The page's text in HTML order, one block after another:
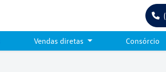
Vendas diretas Consórcio